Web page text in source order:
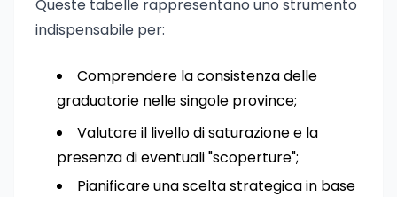
Queste tabelle rappresentano uno strumento
indispensabile per:
Comprendere la consistenza delle
graduatorie nelle singole province;
Valutare il livello di saturazione e la
presenza di eventuali "scoperture";
Pianificare una scelta strategica in base